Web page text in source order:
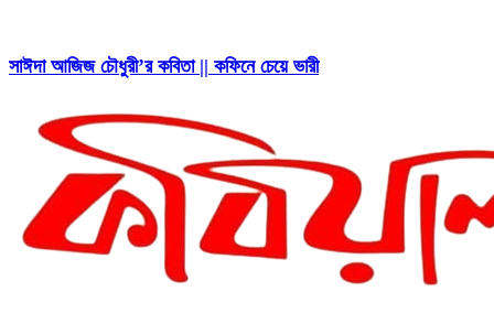
সাঈদা আজিজ চৌধুরী’র কবিতা || কফিনে চেয়ে ভারী